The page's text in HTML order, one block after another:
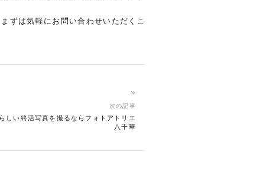
ずは気軽にお問い合わせいただくこ
»
次の記事
しい終活写真を撮るならフォトアトリエ
八千華